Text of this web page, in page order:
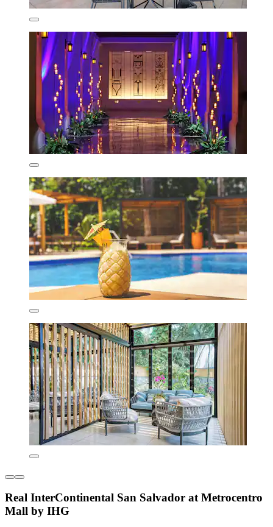
Real InterContinental San Salvador at Metrocentro
Mall by IHG